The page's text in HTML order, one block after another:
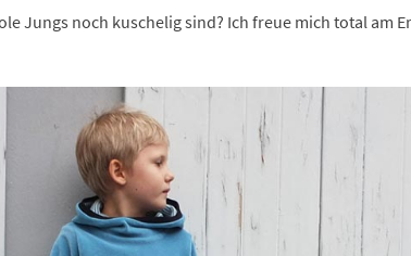
Jungs noch kuschelig sind? Ich freue mich total am